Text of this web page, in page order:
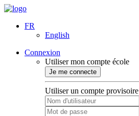
FR
English
Connexion
Utiliser mon compte école
Je me connecte
Utiliser un compte provisoire